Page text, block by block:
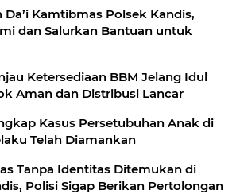
Da’i Kamtibmas Polsek Kandis,
dan Salurkan Bantuan untuk
Ketersediaan BBM Jelang Idul
Aman dan Distribusi Lancar
Kasus Persetubuhan Anak di
Telah Diamankan
Tanpa Identitas Ditemukan di
Polisi Sigap Berikan Pertolongan